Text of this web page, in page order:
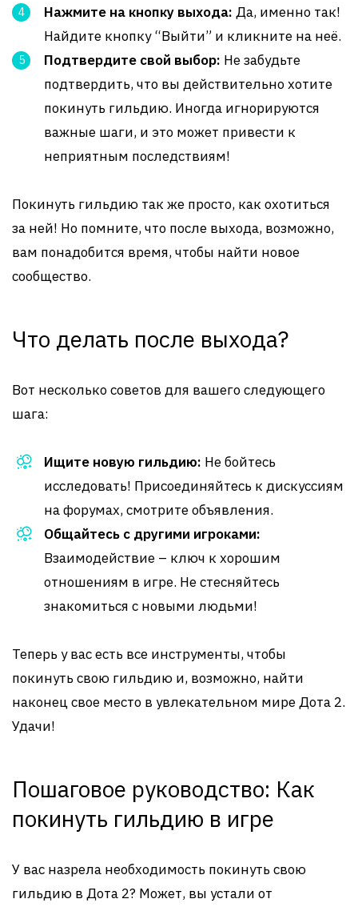
Нажмите на кнопку выхода: Да, именно так!
Найдите кнопку “Выйти” и кликните на неё.
Подтвердите свой выбор: Не забудьте
подтвердить, что вы действительно хотите
покинуть гильдию. Иногда игнорируются
важные шаги, и это может привести к
неприятным последствиям!
Покинуть гильдию так же просто, как охотиться
за ней! Но помните, что после выхода, возможно,
вам понадобится время, чтобы найти новое
сообщество.
Что делать после выхода?
Вот несколько советов для вашего следующего
шага:
Ищите новую гильдию: Не бойтесь
исследовать! Присоединяйтесь к дискуссиям
на форумах, смотрите объявления.
Общайтесь с другими игроками:
Взаимодействие – ключ к хорошим
отношениям в игре. Не стесняйтесь
знакомиться с новыми людьми!
Теперь у вас есть все инструменты, чтобы
покинуть свою гильдию и, возможно, найти
наконец свое место в увлекательном мире Дота 2.
Удачи!
Пошаговое руководство: Как
покинуть гильдию в игре
У вас назрела необходимость покинуть свою
гильдию в Дота 2? Может, вы устали от